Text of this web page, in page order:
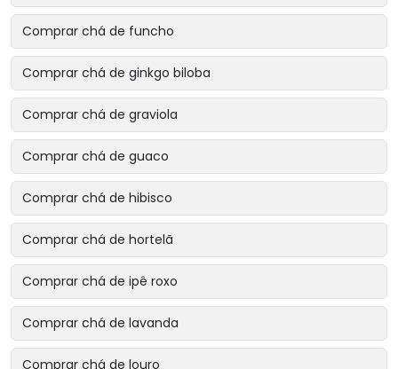
Comprar chá de funcho
Comprar chá de ginkgo biloba
Comprar chá de graviola
Comprar chá de guaco
Comprar chá de hibisco
Comprar chá de hortelã
Comprar chá de ipê roxo
Comprar chá de lavanda
Comprar chá de louro